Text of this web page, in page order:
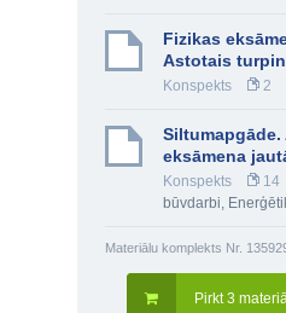
Fizikas
Astotais
Konspekts 2
eksāmena
Konspekts 14
būvdarbi,
Materiālu komplekts Nr.
Pirkt 3